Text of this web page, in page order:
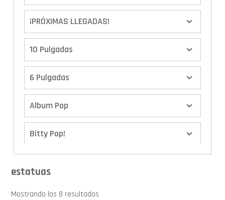
¡PRÓXIMAS LLEGADAS!
10 Pulgadas
6 Pulgadas
Album Pop
Bitty Pop!
Calendario de Adviento
estatuas
Mostrando los 8 resultados